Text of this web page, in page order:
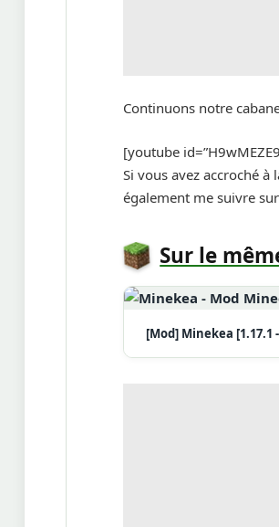
Continuons notre
[youtube
Si vous avez accroché
également me suivre sur
Sur le
[Mod] Minekea [1.17.1